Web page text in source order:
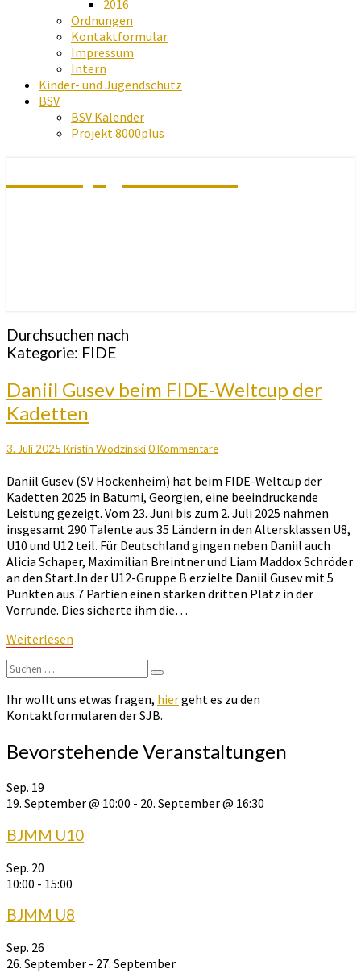
2016
Ordnungen
Kontaktformular
Impressum
Intern
Kinder- und Jugendschutz
BSV
BSV Kalender
Projekt 8000plus
Durchsuchen nach
Kategorie: FIDE
Daniil
Gusev
beim
Weltcup
Kadetten
Daniil Gusev beim FIDE-Weltcup der
Kadetten
3. Juli 2025 Kristin WodzinskiKommentare
0 Kommentare
Daniil Gusev (SV Hockenheim) hat beim FIDE-Weltcup der
Kadetten 2025 in Batumi, Georgien, eine beeindruckende
Leistung gezeigt. Vom 23. Juni bis zum 2. Juli 2025 nahmen
insgesamt 290 Talente aus 35 Ländern in den Altersklassen U8,
U10 und U12 teil. Für Deutschland gingen neben Daniil auch
Alicia Schaper, Maximilian Breintner und Liam Maddox Schröder
an den Start.In der U12-Gruppe B erzielte Daniil Gusev mit 5
Punkten aus 7 Partien einen starken dritten Platz in der
Vorrunde. Dies sicherte ihm die…
Weiterlesen
Suchen
nach:
Suchen
Ihr wollt uns etwas fragen, hiergeht es zu den
Kontaktformularen der SJB.
Bevorstehende Veranstaltungen
Sep. 19
19. September @ 10:00 - 20. September @ 16:30
BJMM U10
Sep. 20
10:00 - 15:00
BJMM U8
Sep. 26
26. September - 27. September